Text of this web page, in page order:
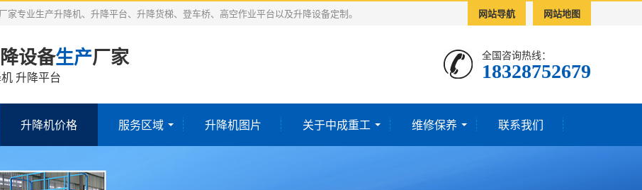
网站导航 网站地图
专业生产升降机、升降平台、升降货梯、登车桥、高空作业平台以及升降设备定制。
设备生产厂家
升降平台
全国咨询热线：
18328752679‬
升降机价格 服务区域 升降机图片 关于中成重工 维修保养 联系我们